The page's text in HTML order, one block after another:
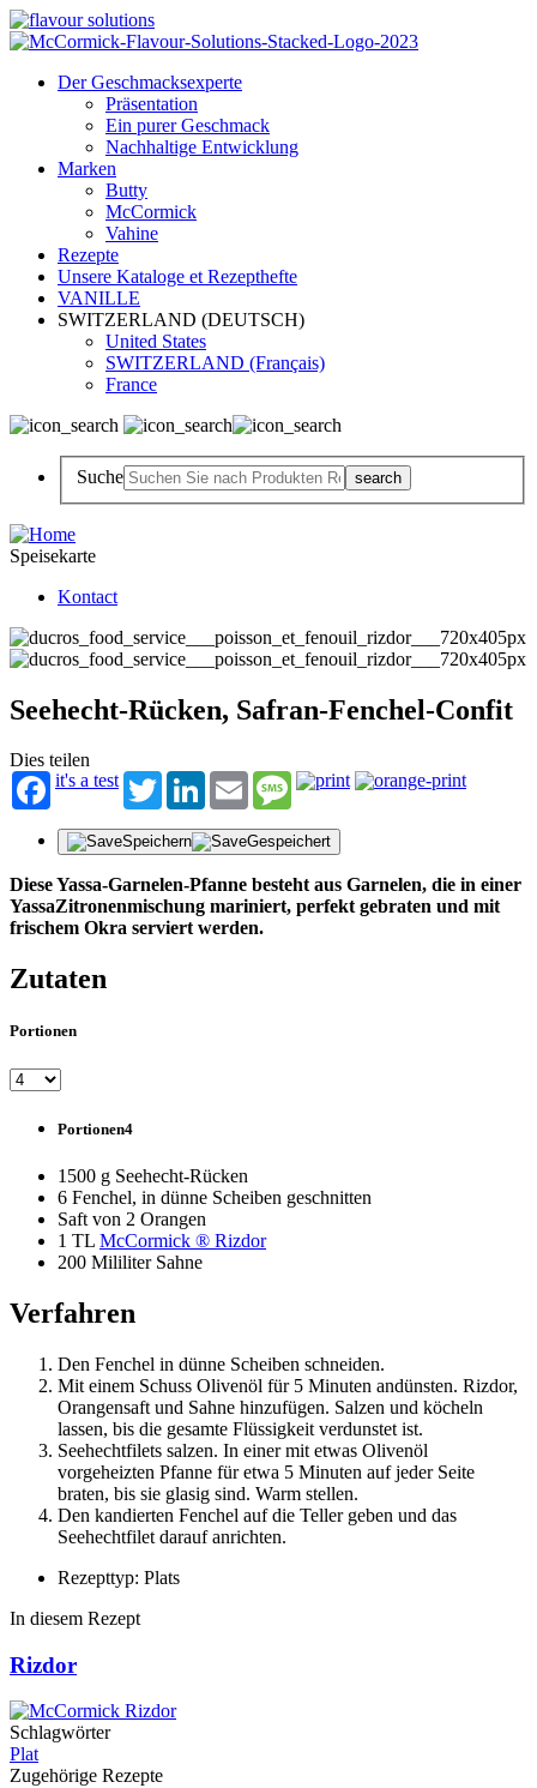
Der Geschmacksexperte
Präsentation
Ein purer Geschmack
Nachhaltige Entwicklung
Marken
Butty
McCormick
Vahine
Rezepte
Unsere Kataloge et Rezepthefte
VANILLE
SWITZERLAND (DEUTSCH)
United States
SWITZERLAND (Français)
France
Suche
Speisekarte
Kontact
Seehecht-Rücken, Safran-Fenchel-Confit
Dies teilen
it's a test
TwitterLinkedInEmail Message
Speichern Gespeichert
Diese Yassa-Garnelen-Pfanne besteht aus Garnelen, die in einer
YassaZitronenmischung mariniert, perfekt gebraten und mit
frischem Okra serviert werden.
Zutaten
Portionen
Portionen4
1500 g Seehecht-Rücken
6 Fenchel, in dünne Scheiben geschnitten
Saft von 2 Orangen
1 TL McCormick ® Rizdor
200 Mililiter Sahne
Verfahren
Den Fenchel in dünne Scheiben schneiden.
Mit einem Schuss Olivenöl für 5 Minuten andünsten. Rizdor,
Orangensaft und Sahne hinzufügen. Salzen und köcheln
lassen, bis die gesamte Flüssigkeit verdunstet ist.
Seehechtfilets salzen. In einer mit etwas Olivenöl
vorgeheizten Pfanne für etwa 5 Minuten auf jeder Seite
braten, bis sie glasig sind. Warm stellen.
Den kandierten Fenchel auf die Teller geben und das
Seehechtfilet darauf anrichten.
Rezepttyp: Plats
In diesem Rezept
Rizdor
Schlagwörter
Plat
Zugehörige Rezepte